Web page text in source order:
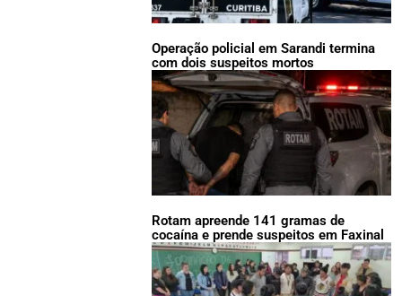
Operação policial em Sarandi termina
com dois suspeitos mortos
Rotam apreende 141 gramas de
cocaína e prende suspeitos em Faxinal